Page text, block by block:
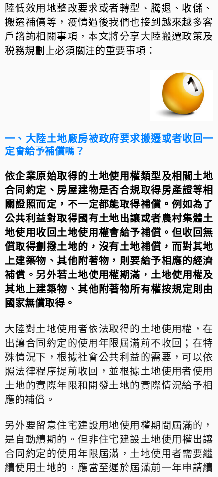
陸低效用地整改要求或者轉型、騰退、收儲、
搬遷補償等，疫情過後我們也接到越來越多客
戶諮詢相關事項，本文將分享大陸搬遷政策及
税務規劃上必須關注的重要事項：
一、大陸土地廠房被政府要求搬遷或者收回一
定㑹給予補償嗎？
依企業原始取得的土地使用權類型及相關土地
合同約定、房屋建物是否合規取得房產證等相
關證照而定，不一定都能取得補償。例如為了
公共利益對取得國有土地出讓或者農村集體土
地使用收回土地使用權㑹給予補償。但收回無
償取得劃撥土地的，沒有土地補償，而對其地
上建築物、其他附著物，則要給予相應的經濟
補償。另外若土地使用權期滿，土地使用權及
其地上建築物、其他附著物所有權按規定則由
國家無償取得。
大陸對土地使用者依法取得的土地使用權，在
出讓合同約定的使用年限屆滿前不收回；在特
殊情況下，根據社會公共利益的需要，可以依
照法律程序提前收回，並根據土地使用者使用
土地的實際年限和開發土地的實際情況給予相
應的補償。
另外要留意住宅建設用地使用權期間屆滿的，
是自動續期的。但非住宅建設土地使用權出讓
合同約定的使用年限屆滿，土地使用者需要繼
續使用土地的，應當至遲於屆滿前一年申請續